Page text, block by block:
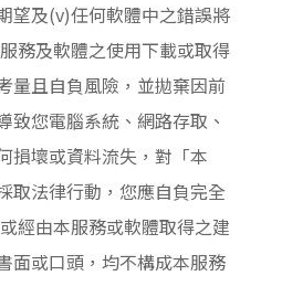
望及(v)任何軟體中之錯誤將
務及軟體之使用下載或取得
量且自負風險，並拋棄因前
致您電腦系統、網路存取、
損壞或資料流失，對「本
取法律行動，您應自負完全
經由本服務或軟體取得之建
面或口頭，均不構成本服務